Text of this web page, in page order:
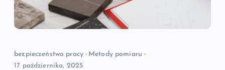
bezpieczeństwo pracy
Metody pomiaru
17 października, 2025